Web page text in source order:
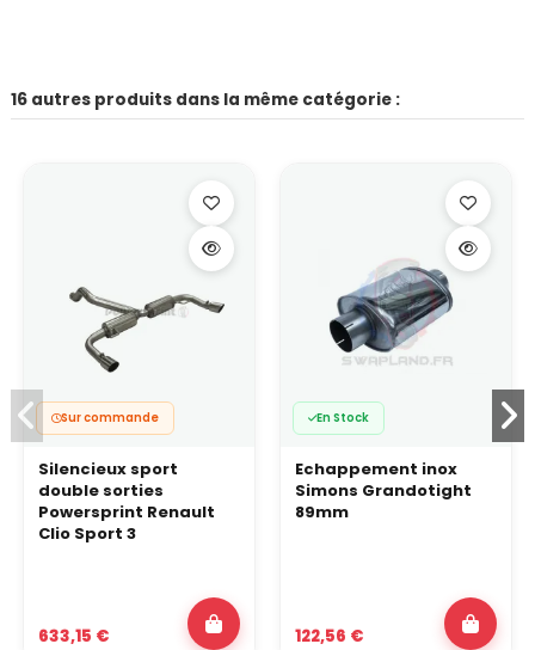
16 autres produits dans la même catégorie :
Sur commande
Silencieux sport
double sorties
Powersprint Renault
Clio Sport 3
633,15 €
En Stock
Echappement inox
Simons Grandotight
89mm
122,56 €